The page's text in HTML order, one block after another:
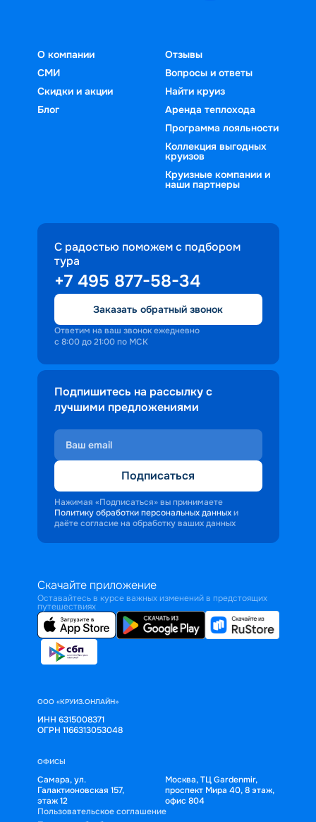
О компании
СМИ
Скидки и акции
Блог
Отзывы
Вопросы и ответы
Найти круиз
Аренда теплохода
Программа лояльности
Коллекция выгодных
круизов
Круизные компании и
наши партнеры
С радостью поможем с подбором
тура
+7 495 877-58-34
Заказать обратный звонок
Ответим на ваш звонок ежедневно
с 8:00 до 21:00 по МСК
Подпишитесь на рассылку с
лучшими предложениями
Подписаться
Нажимая «Подписаться» вы принимаете
Политику обработки персональных данных и
даёте согласие на обработку ваших данных
Скачайте приложение
Оставайтесь в курсе важных изменений в предстоящих
путешествиях
ООО «КРУИЗ.ОНЛАЙН»
ИНН 6315008371
ОГРН 1166313053048
ОФИСЫ
Самара, ул.
Галактионовская 157,
этаж 12
Москва, ТЦ Gardenmir,
проспект Мира 40, 8 этаж,
офис 804
Пользовательское соглашение